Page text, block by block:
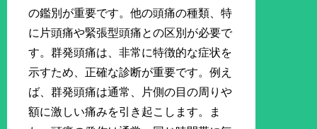
の鑑別が重要です。他の頭痛の種類、特
に片頭痛や緊張型頭痛との区別が必要で
す。群発頭痛は、非常に特徴的な症状を
示すため、正確な診断が重要です。例え
ば、群発頭痛は通常、片側の目の周りや
額に激しい痛みを引き起こします。ま